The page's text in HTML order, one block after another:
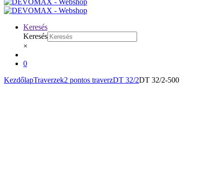
Keresés
Keresés
×
0
KezdőlapTraverzek2 pontos traverzDT 32/2DT 32/2-500